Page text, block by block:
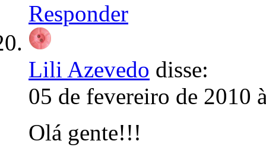
Responder
Lili Azevedo disse:
05 de fevereiro de 2010
Olá gente!!!